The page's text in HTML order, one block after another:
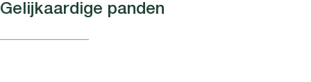
Gelijkaardige panden